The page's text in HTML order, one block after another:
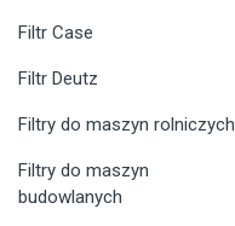
Filtr Case
Filtr Deutz
Filtry do maszyn rolniczych
Filtry do maszyn
budowlanych